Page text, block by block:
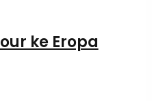
ke Eropa